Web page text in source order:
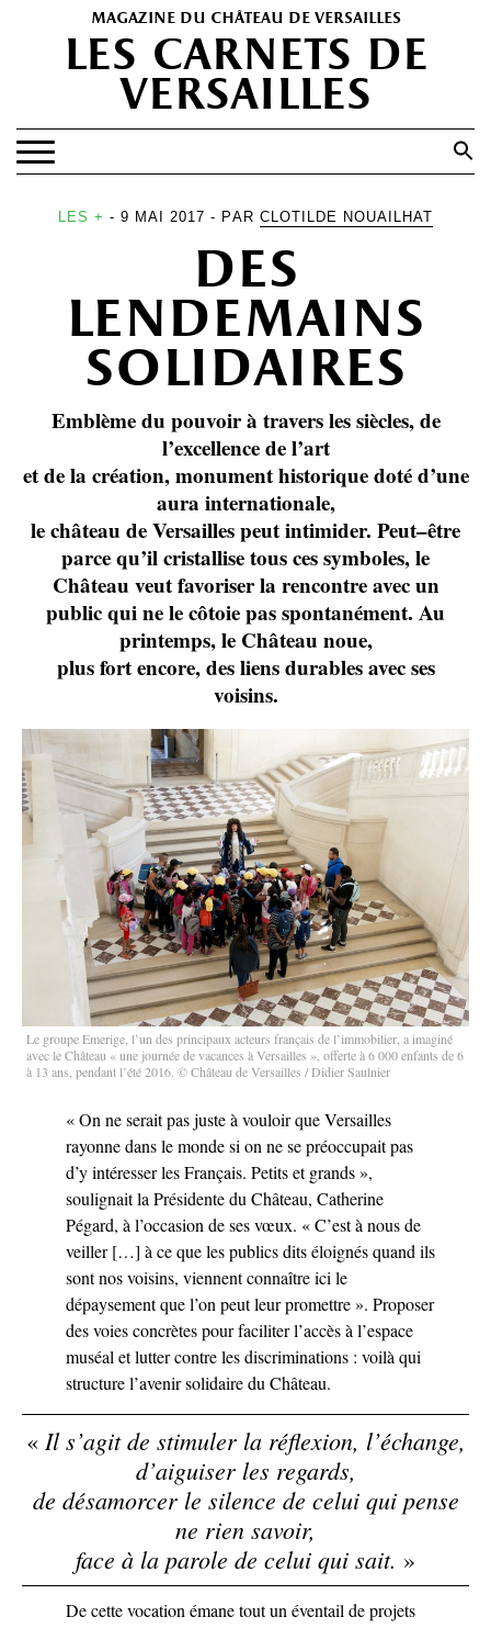
magazine du château de versailles
les carnets de
versailles
Search Button
EXPOSITIONS
PATRIMOINE
SPECTACLES
PORTFOLIOS
HISTOIRE(S)
LES +
ABONNEMENT GRATUIT AU MAGAZINE
LES + - 9 MAI 2017 - PAR CLOTILDE NOUAILHAT
des
lendemains
solidaires
Emblème du pouvoir à travers les siècles, de
l’excellence de l’art
et de la création, monument historique doté d’une
aura internationale,
le château de Versailles peut intimider. Peut–être
parce qu’il cristallise tous ces symboles, le
Château veut favoriser la rencontre avec un
public qui ne le côtoie pas spontanément. Au
printemps, le Château noue,
plus fort encore, des liens durables avec ses
voisins.
Le groupe Emerige, l’un des principaux acteurs français de l’immobilier, a imaginé
avec le Château « une journée de vacances à Versailles », offerte à 6 000 enfants de 6
à 13 ans, pendant l’été 2016. © Château de Versailles / Didier Saulnier
« On ne serait pas juste à vouloir que Versailles
rayonne dans le monde si on ne se préoccupait pas
d’y intéresser les Français. Petits et grands »,
soulignait la Présidente du Château, Catherine
Pégard, à l’occasion de ses vœux. « C’est à nous de
veiller […] à ce que les publics dits éloignés quand ils
sont nos voisins, viennent connaître ici le
dépaysement que l’on peut leur promettre ». Proposer
des voies concrètes pour faciliter l’accès à l’espace
muséal et lutter contre les discriminations : voilà qui
structure l’avenir solidaire du Château.
« Il s’agit de stimuler la réflexion, l’échange,
d’aiguiser les regards,
de désamorcer le silence de celui qui pense
ne rien savoir,
face à la parole de celui qui sait. »
De cette vocation émane tout un éventail de projets